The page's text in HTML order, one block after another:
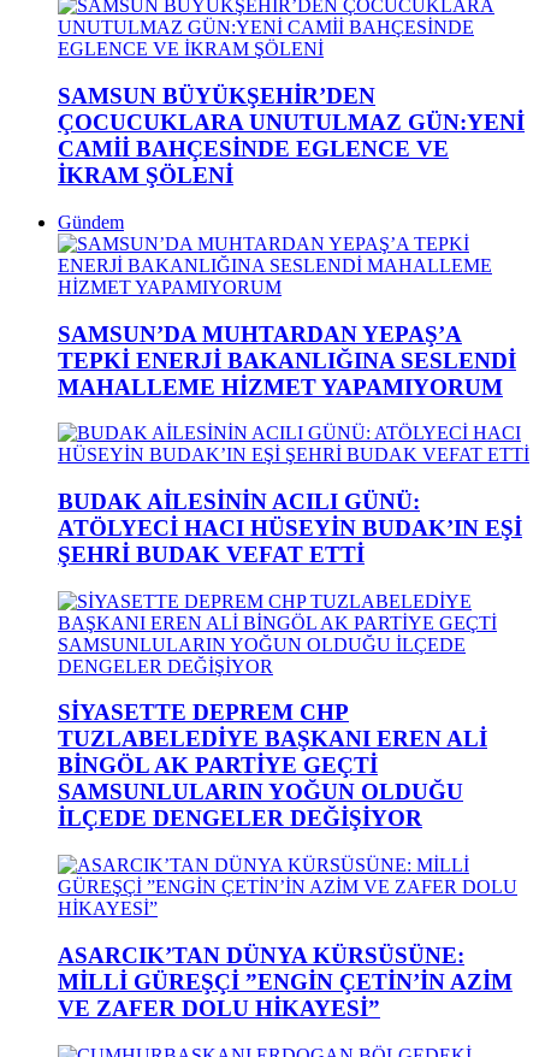
SAMSUN BÜYÜKŞEHİR’DEN
ÇOCUCUKLARA UNUTULMAZ GÜN:YENİ
CAMİİ BAHÇESİNDE EGLENCE VE
İKRAM ŞÖLENİ
Gündem
SAMSUN’DA MUHTARDAN YEPAŞ’A
TEPKİ ENERJİ BAKANLIĞINA SESLENDİ
MAHALLEME HİZMET YAPAMIYORUM
BUDAK AİLESİNİN ACILI GÜNÜ:
ATÖLYECİ HACI HÜSEYİN BUDAK’IN EŞİ
ŞEHRİ BUDAK VEFAT ETTİ
SİYASETTE DEPREM CHP
TUZLABELEDİYE BAŞKANI EREN ALİ
BİNGÖL AK PARTİYE GEÇTİ
SAMSUNLULARIN YOĞUN OLDUĞU
İLÇEDE DENGELER DEĞİŞİYOR
ASARCIK’TAN DÜNYA KÜRSÜSÜNE:
MİLLİ GÜREŞÇİ ”ENGİN ÇETİN’İN AZİM
VE ZAFER DOLU HİKAYESİ”